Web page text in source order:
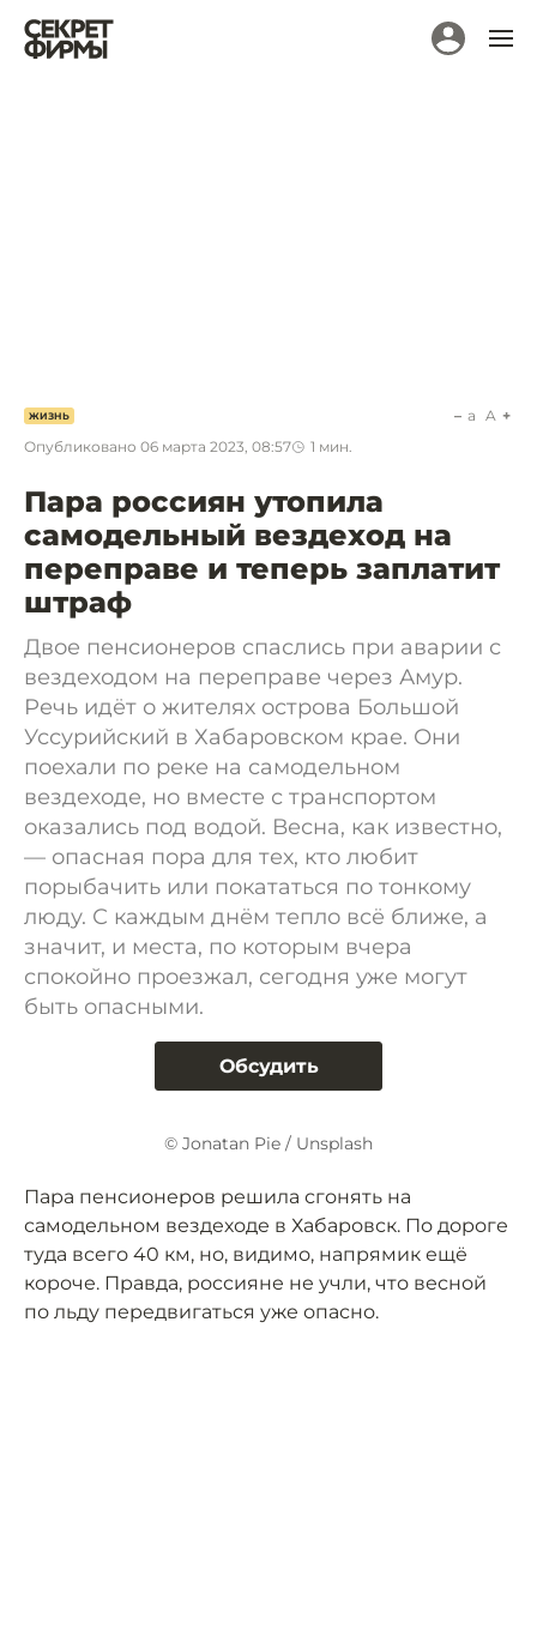
ЖИЗНЬ
Опубликовано 06 марта 2023, 08:57 1 мин.
a A
Пара россиян утопила
самодельный вездеход на
переправе и теперь заплатит
штраф
Двое пенсионеров спаслись при аварии с
вездеходом на переправе через Амур.
Речь идёт о жителях острова Большой
Уссурийский в Хабаровском крае. Они
поехали по реке на самодельном
вездеходе, но вместе с транспортом
оказались под водой. Весна, как известно,
— опасная пора для тех, кто любит
порыбачить или покататься по тонкому
люду. С каждым днём тепло всё ближе, а
значит, и места, по которым вчера
спокойно проезжал, сегодня уже могут
быть опасными.
Обсудить
© Jonatan Pie / Unsplash
Пара пенсионеров решила сгонять на
самодельном вездеходе в Хабаровск. По дороге
туда всего 40 км, но, видимо, напрямик ещё
короче. Правда, россияне не учли, что весной
по льду передвигаться уже опасно.